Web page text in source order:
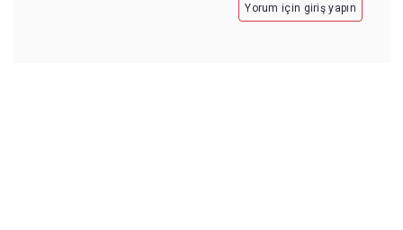
Yorum için giriş yapın